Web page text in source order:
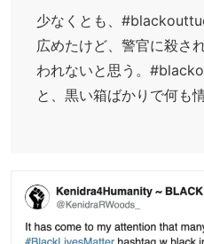
少なくとも、
広めたけど、警官に殺さ
われないと思う。
と、黒い箱ばかりで何も